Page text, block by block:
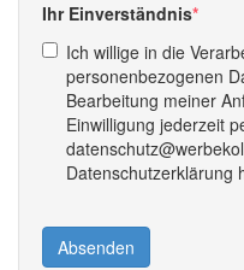
Ihr Einverständnis
Ich willige in die
personenbezogenen
Bearbeitung meiner
Einwilligung jederzeit
Datenschutzerklärung
Absenden